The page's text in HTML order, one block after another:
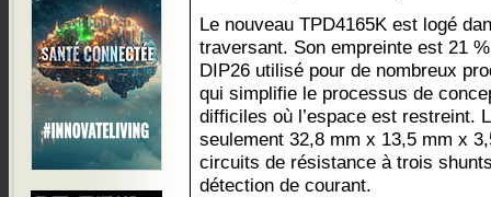
Le nouveau TPD4165K est logé
traversant. Son empreinte est 21
DIP26 utilisé pour de nombreux
qui simplifie le processus de
difficiles où l’espace est restreint.
seulement 32,8 mm x 13,5 mm x
circuits de résistance à trois
détection de courant.